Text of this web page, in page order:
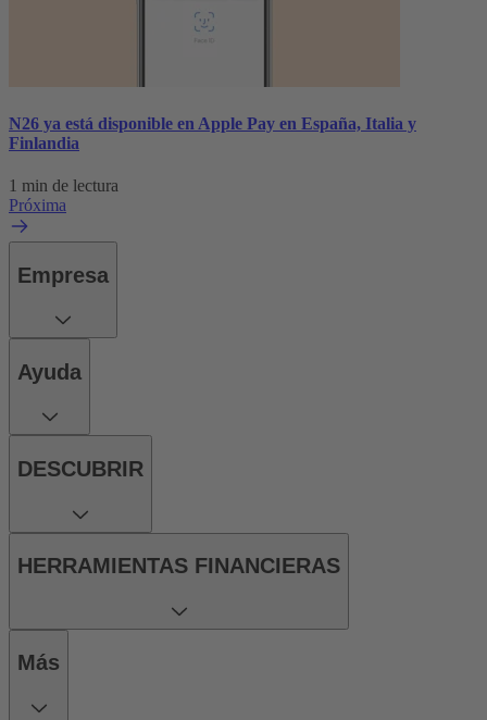
N26 ya está disponible en Apple Pay en España, Italia y
Finlandia
1 min de lectura
Próxima
Empresa
Ayuda
DESCUBRIR
HERRAMIENTAS FINANCIERAS
Más